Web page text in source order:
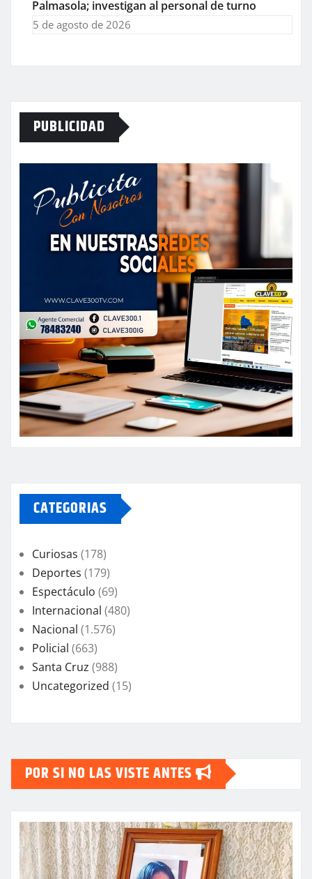
Palmasola; investigan al personal de turno
5 de agosto de 2026
PUBLICIDAD
CATEGORIAS
Curiosas (178)
Deportes (179)
Espectáculo (69)
Internacional (480)
Nacional (1.576)
Policial (663)
Santa Cruz (988)
Uncategorized (15)
POR SI NO LAS VISTE ANTES